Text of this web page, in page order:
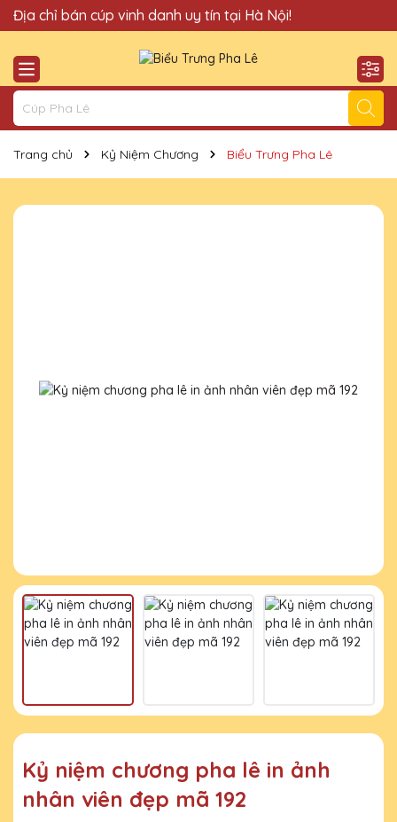
Quà Tặng Cúp Pha Lê Hà Nội QTG xin chào Quý Khách!
Địa chỉ bán cúp vinh danh uy tín tại Hà Nội!
Trang chủ Kỷ Niệm Chương Biểu Trưng Pha Lê
Kỷ niệm chương pha lê in ảnh
nhân viên đẹp mã 192